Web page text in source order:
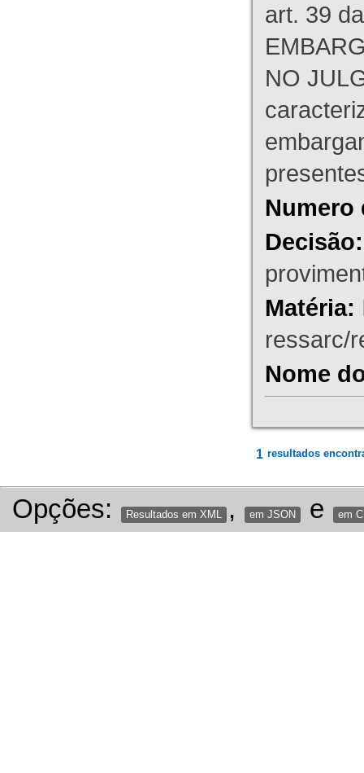
art. 39
NO
Numero
Decisão:
Matéria:
ressarc/
Nome
1 resultados
Opções: Resultados em XML , em JSON e em